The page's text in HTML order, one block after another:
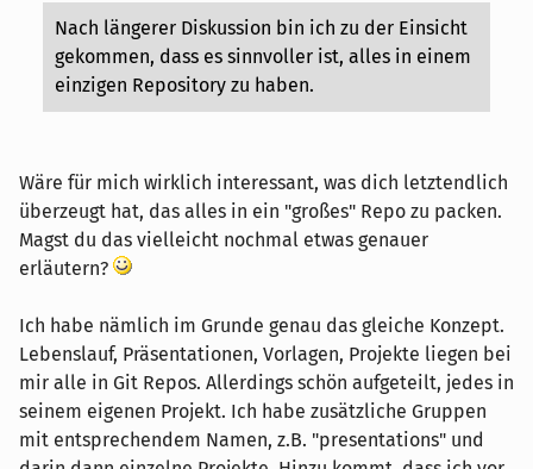
Nach längerer Diskussion bin ich zu der Einsicht
gekommen, dass es sinnvoller ist, alles in einem
einzigen Repository zu haben.
Wäre für mich wirklich interessant, was dich letztendlich
überzeugt hat, das alles in ein "großes" Repo zu packen.
Magst du das vielleicht nochmal etwas genauer
erläutern?
Ich habe nämlich im Grunde genau das gleiche Konzept.
Lebenslauf, Präsentationen, Vorlagen, Projekte liegen bei
mir alle in Git Repos. Allerdings schön aufgeteilt, jedes in
seinem eigenen Projekt. Ich habe zusätzliche Gruppen
mit entsprechendem Namen, z.B. "presentations" und